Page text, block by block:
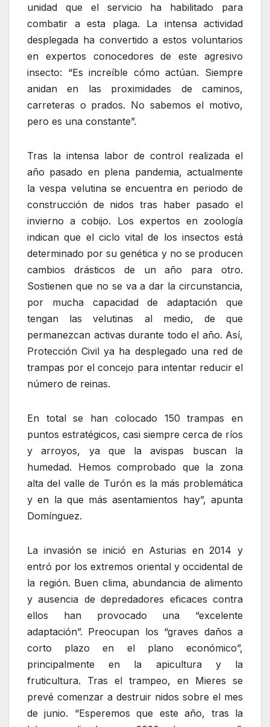
unidad que el servicio ha habilitado para
combatir a esta plaga. La intensa actividad
desplegada ha convertido a estos voluntarios
en expertos conocedores de este agresivo
insecto: “Es increíble cómo actúan. Siempre
anidan en las proximidades de caminos,
carreteras o prados. No sabemos el motivo,
pero es una constante”.
Tras la intensa labor de control realizada el
año pasado en plena pandemia, actualmente
la vespa velutina se encuentra en periodo de
construcción de nidos tras haber pasado el
invierno a cobijo. Los expertos en zoología
indican que el ciclo vital de los insectos está
determinado por su genética y no se producen
cambios drásticos de un año para otro.
Sostienen que no se va a dar la circunstancia,
por mucha capacidad de adaptación que
tengan las velutinas al medio, de que
permanezcan activas durante todo el año. Así,
Protección Civil ya ha desplegado una red de
trampas por el concejo para intentar reducir el
número de reinas.
En total se han colocado 150 trampas en
puntos estratégicos, casi siempre cerca de ríos
y arroyos, ya que la avispas buscan la
humedad. Hemos comprobado que la zona
alta del valle de Turón es la más problemática
y en la que más asentamientos hay”, apunta
Domínguez.
La invasión se inició en Asturias en 2014 y
entró por los extremos oriental y occidental de
la región. Buen clima, abundancia de alimento
y ausencia de depredadores eficaces contra
ellos han provocado una “excelente
adaptación”. Preocupan los “graves daños a
corto plazo en el plano económico”,
principalmente en la apicultura y la
fruticultura. Tras el trampeo, en Mieres se
prevé comenzar a destruir nidos sobre el mes
de junio. “Esperemos que este año, tras la